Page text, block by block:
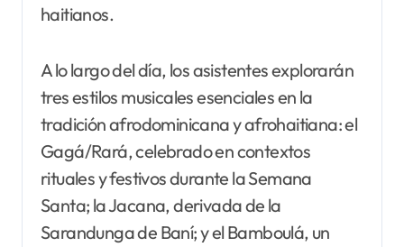
haitianos.
A lo largo del día, los asistentes explorarán
tres estilos musicales esenciales en la
tradición afrodominicana y afrohaitiana: el
Gagá/Rará, celebrado en contextos
rituales y festivos durante la Semana
Santa; la Jacana, derivada de la
Sarandunga de Baní; y el Bamboulá, un